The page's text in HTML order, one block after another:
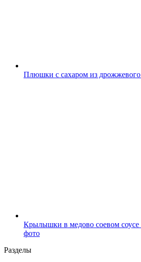
Плюшки с сахаром из дрожжевого
Крылышки в медово соевом соусе
фото
Разделы